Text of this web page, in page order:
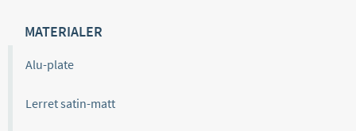
MATERIALER
Alu-plate
Lerret satin-matt